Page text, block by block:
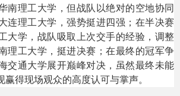
南理工大学，但战队以绝对的空地协同
连理工大学，强势挺进四强；在半决赛
大学，战队吸取上次交手的经验，调整
理工大学，挺进决赛；在最终的冠军争
交通大学展开巅峰对决，虽然最终未能
得现场观众的高度认可与掌声。